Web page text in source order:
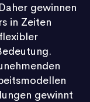
gewinnen
in Zeiten
gewinnt